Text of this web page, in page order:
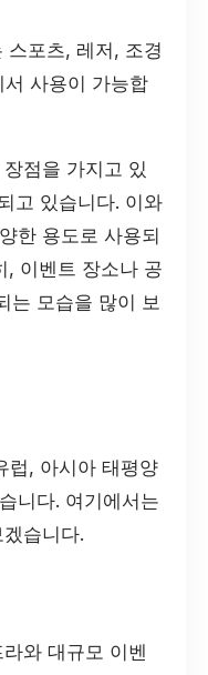
스포츠, 레저, 조경
사용이 가능합
점을 가지고 있
고 있습니다. 이와
한 용도로 사용되
, 이벤트 장소나 공
는 모습을 많이 보
럽, 아시아 태평양
니다. 여기에서는
습니다.
와 대규모 이벤